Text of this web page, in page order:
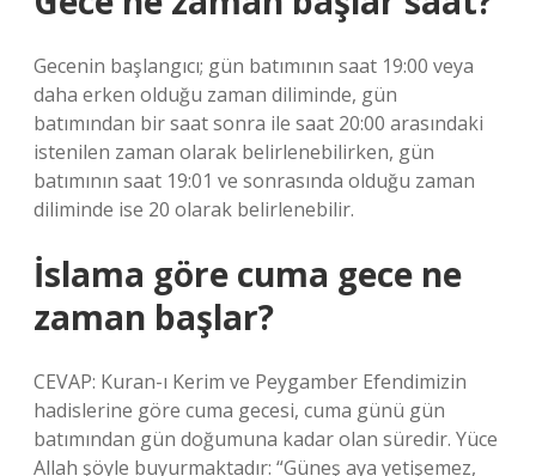
Gecenin başlangıcı; gün batımının saat 19:00 veya
daha erken olduğu zaman diliminde, gün
batımından bir saat sonra ile saat 20:00 arasındaki
istenilen zaman olarak belirlenebilirken, gün
batımının saat 19:01 ve sonrasında olduğu zaman
diliminde ise 20 olarak belirlenebilir.
İslama göre cuma gece ne
zaman başlar?
CEVAP: Kuran-ı Kerim ve Peygamber Efendimizin
hadislerine göre cuma gecesi, cuma günü gün
batımından gün doğumuna kadar olan süredir. Yüce
Allah şöyle buyurmaktadır: “Güneş aya yetişemez,